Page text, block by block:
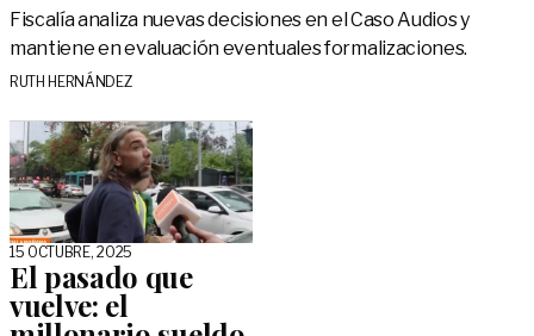
Fiscalía analiza nuevas decisiones en el Caso Audios y
mantiene en evaluación eventuales formalizaciones.
RUTH HERNÁNDEZ
15 OCTUBRE, 2025
El pasado que
vuelve: el